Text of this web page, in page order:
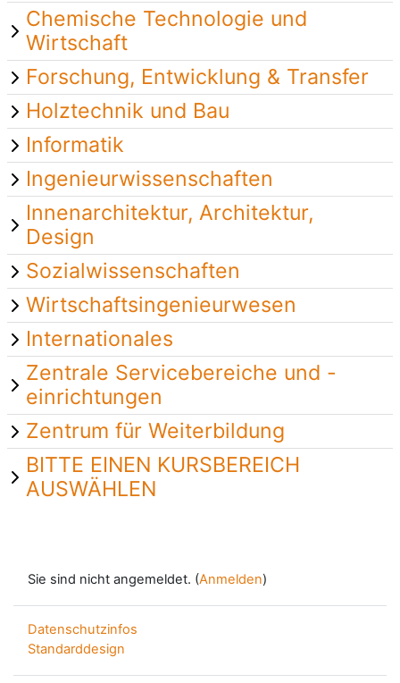
Chemische Technologie und
Wirtschaft
Forschung, Entwicklung & Transfer
Holztechnik und Bau
Informatik
Ingenieurwissenschaften
Innenarchitektur, Architektur,
Design
Sozialwissenschaften
Wirtschaftsingenieurwesen
Internationales
Zentrale Servicebereiche und -
einrichtungen
Zentrum für Weiterbildung
BITTE EINEN KURSBEREICH
AUSWÄHLEN
Sie sind nicht angemeldet. (Anmelden)
Datenschutzinfos
Standarddesign